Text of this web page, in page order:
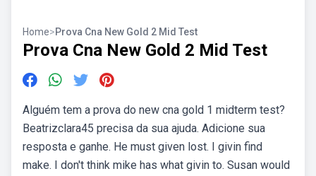
Home>Prova Cna New Gold 2 Mid Test
Prova Cna New Gold 2 Mid Test
Alguém tem a prova do new cna gold 1 midterm test?
Beatrizclara45 precisa da sua ajuda. Adicione sua
resposta e ganhe. He must given lost. I givin find
make. I don't think mike has what givin to. Susan would